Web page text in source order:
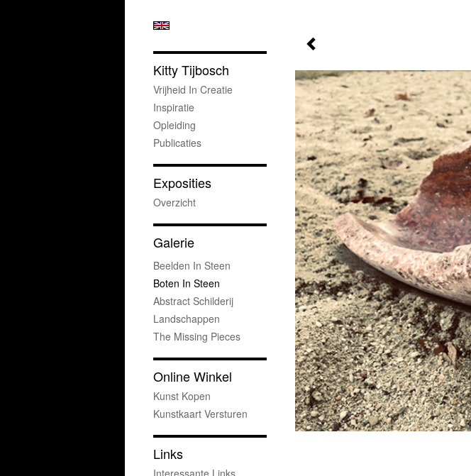
Kitty Tijbosch
Vrijheid In Creatie
Inspiratie
Opleiding
Publicaties
Exposities
Overzicht
Galerie
Beelden In Steen
Boten In Steen
Abstract Schilderij
Landschappen
The Missing Pieces
Online Winkel
Kunst Kopen
Kunstkaart Versturen
Links
Interessante Links